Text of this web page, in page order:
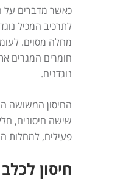
כאשר מדברים על
לתרכיב המכיל
מחלה מסוים.
חומרים המגרים
נוגדנים.
החיסון המשושה
שישה חיסונים,
פעילים, למחלות
חיסון